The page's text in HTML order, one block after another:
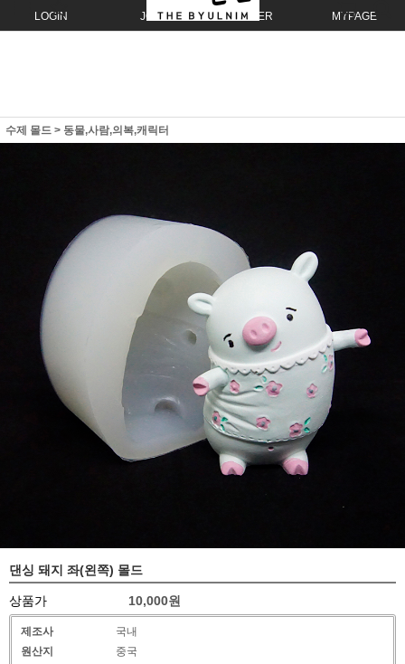
LOGIN JOIN ORDER MYPAGE
수제 몰드 > 동물,사람,의복,캐릭터
댄싱 돼지 좌(왼쪽) 몰드
상품가 10,000원
제조사
국내
원산지
중국